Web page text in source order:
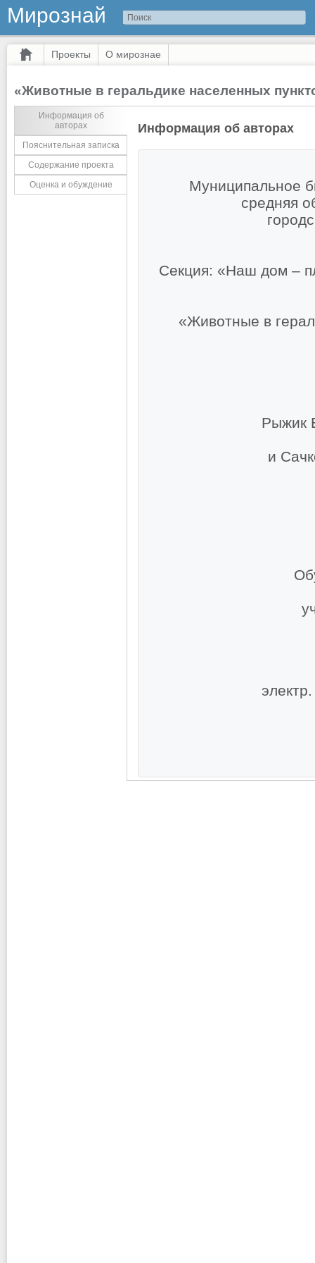
Мирознай
Проекты О мирознае
«Животные в геральдике населенных
Информация об
авторах
Пояснительная записка
Содержание проекта
Оценка и обуждение
Информация об авторах
Муниципальное
средняя
Секция: «Наш дом –
«Животные в
Рыжик
и